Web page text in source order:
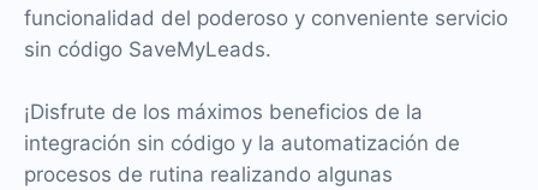
funcionalidad del poderoso y conveniente servicio
sin código SaveMyLeads.
¡Disfrute de los máximos beneficios de la
integración sin código y la automatización de
procesos de rutina realizando algunas